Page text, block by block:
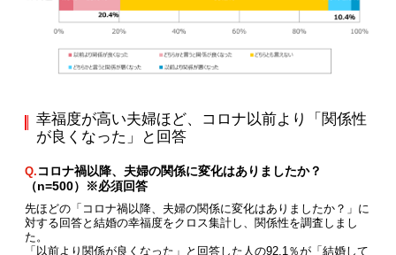
幸福度が高い夫婦ほど、コロナ以前より「関係性
が良くなった」と回答
Q. コロナ禍以降、夫婦の関係に変化はありましたか？
（n=500）※必須回答
先ほどの「コロナ禍以降、夫婦の関係に変化はありましたか？」に
対する回答と結婚の幸福度をクロス集計し、関係性を調査しまし
た。
「以前より関係が良くなった」と回答した人の92.1％が「結婚して